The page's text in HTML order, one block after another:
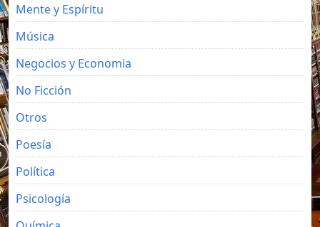
Mente y Espíritu
Música
Negocios y Economia
No Ficción
Otros
Poesía
Política
Psicología